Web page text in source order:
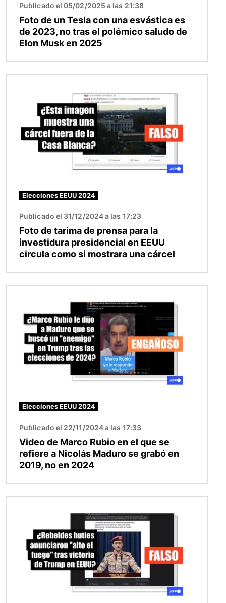
Publicado el 05/02/2025 a las 21:38
Foto de un Tesla con una esvástica es
de 2023, no tras el polémico saludo de
Elon Musk en 2025
Elecciones EEUU 2024
Publicado el 31/12/2024 a las 17:23
Foto de tarima de prensa para la
investidura presidencial en EEUU
circula como si mostrara una cárcel
Elecciones EEUU 2024
Publicado el 22/11/2024 a las 17:33
Video de Marco Rubio en el que se
refiere a Nicolás Maduro se grabó en
2019, no en 2024